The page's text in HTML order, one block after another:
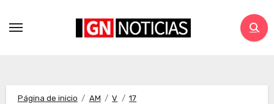
Página de inicio AM V
17